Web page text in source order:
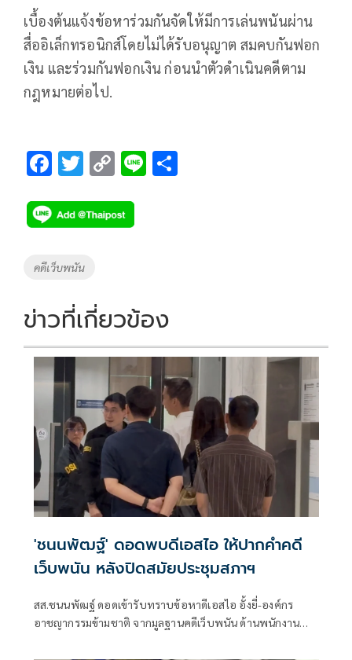
เบื้องต้นแจ้งข้อหาร่วมกันจัดให้มีการเล่นพนันผ่าน
สื่ออิเล็กทรอนิกส์โดยไม่ได้รับอนุญาต สมคบกันฟอก
เงิน และร่วมกันฟอกเงิน ก่อนนำตัวดำเนินคดีตาม
กฎหมายต่อไป.
F
e
b
o
k
T
tt
er
C
p
y
k
Li
Tags
คดีเว็บพนัน
ข่าวที่เกี่ยวข้อง
'ชนนพัฒฐ์' ดอดพบดีเอสไอ ให้ปากคำคดี
เว็บพนัน หลังปิดสมัยประชุมสภาฯ
สส.ชนนพัฒฐ์ ดอดเข้ารับทราบข้อหาดีเอสไอ อั้งยี่-องค์กร
อาชญากรรมข้ามชาติ จากมูลฐานคดีเว็บพนัน ด้านพนักงาน